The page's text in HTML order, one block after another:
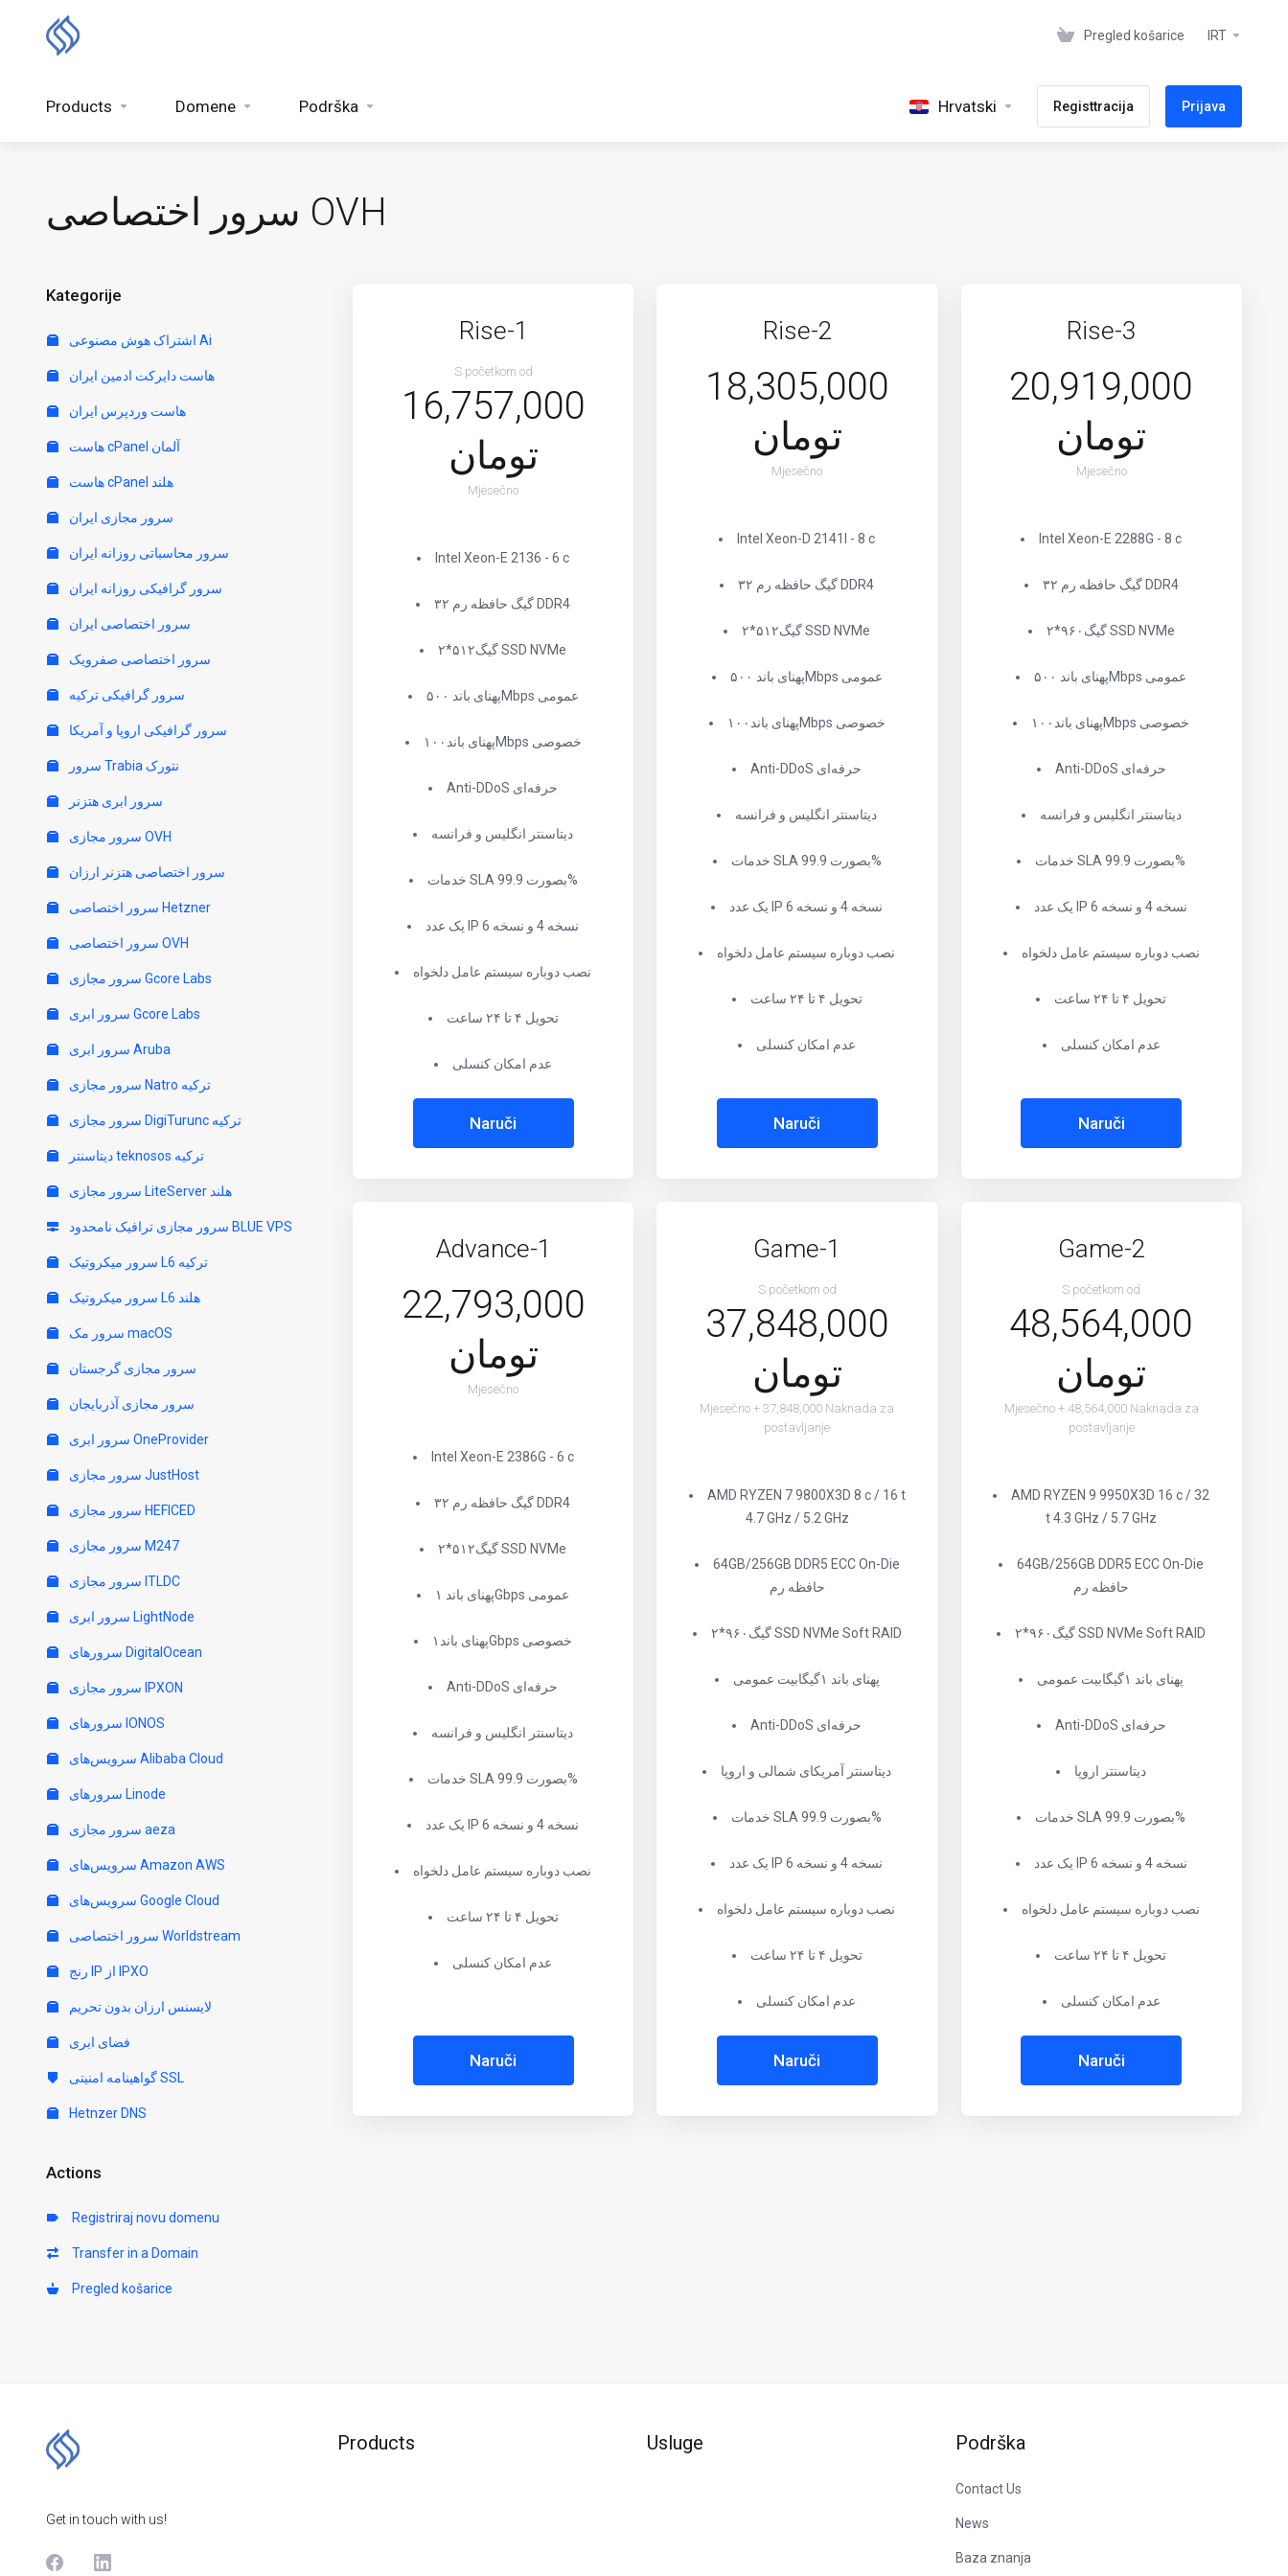
Pregled košarice IRT
Products Domene Podrška Hrvatski Registtracija Prijava
سرور اختصاصی OVH
Kategorije
اشتراک هوش مصنوعی Ai
هاست دایرکت ادمین ایران
هاست وردپرس ایران
هاست cPanel آلمان
هاست cPanel هلند
سرور مجازی ایران
سرور محاسباتی روزانه ایران
سرور گرافیکی روزانه ایران
سرور اختصاصی ایران
سرور اختصاصی صفرویک
سرور گرافیکی ترکیه
سرور گرافیکی اروپا و آمریکا
سرور Trabia نتورک
سرور ابری هتزنر
سرور مجازی OVH
سرور اختصاصی هتزنر ارزان
سرور اختصاصی Hetzner
سرور اختصاصی OVH
سرور مجازی Gcore Labs
سرور ابری Gcore Labs
سرور ابری Aruba
سرور مجازی Natro ترکیه
سرور مجازی DigiTurunc ترکیه
دیتاسنتر teknosos ترکیه
سرور مجازی LiteServer هلند
سرور مجازی ترافیک نامحدود BLUE VPS
سرور میکروتیک L6 ترکیه
سرور میکروتیک L6 هلند
سرور مک macOS
سرور مجازی گرجستان
سرور مجازی آذربایجان
سرور ابری OneProvider
سرور مجازی JustHost
سرور مجازی HEFICED
سرور مجازی M247
سرور مجازی ITLDC
سرور ابری LightNode
سرورهای DigitalOcean
سرور مجازی IPXON
سرورهای IONOS
سرویس‌های Alibaba Cloud
سرورهای Linode
سرور مجازی aeza
سرویس‌های Amazon AWS
سرویس‌های Google Cloud
سرور اختصاصی Worldstream
رنج IP از IPXO
لایسنس ارزان بدون تحریم
فضای ابری
گواهینامه امنیتی SSL
Hetnzer DNS
Actions
Registriraj novu domenu
Transfer in a Domain
Pregled košarice
Rise-1
S početkom od
16,757,000
تومان
Mjesečno
Intel Xeon-E 2136 - 6 c
۳۲ گیگ حافظه رم DDR4
۲*۵۱۲گیگ SSD NVMe
پهنای باند ۵۰۰Mbps عمومی
پهنای باند۱۰۰Mbps خصوصی
Anti-DDoS حرفه‌ای
دیتاسنتر انگلیس و فرانسه
خدمات SLA بصورت 99.9%
یک عدد IP نسخه 4 و نسخه 6
نصب دوباره سیستم عامل دلخواه
تحویل ۴ تا ۲۴ ساعت
عدم امکان کنسلی
Naruči
Rise-2
18,305,000
تومان
Mjesečno
Intel Xeon-D 2141I - 8 c
۳۲ گیگ حافظه رم DDR4
۲*۵۱۲گیگ SSD NVMe
پهنای باند ۵۰۰Mbps عمومی
پهنای باند۱۰۰Mbps خصوصی
Anti-DDoS حرفه‌ای
دیتاسنتر انگلیس و فرانسه
خدمات SLA بصورت 99.9%
یک عدد IP نسخه 4 و نسخه 6
نصب دوباره سیستم عامل دلخواه
تحویل ۴ تا ۲۴ ساعت
عدم امکان کنسلی
Naruči
Rise-3
20,919,000
تومان
Mjesečno
Intel Xeon-E 2288G - 8 c
۳۲ گیگ حافظه رم DDR4
۲*۹۶۰گیگ SSD NVMe
پهنای باند ۵۰۰Mbps عمومی
پهنای باند۱۰۰Mbps خصوصی
Anti-DDoS حرفه‌ای
دیتاسنتر انگلیس و فرانسه
خدمات SLA بصورت 99.9%
یک عدد IP نسخه 4 و نسخه 6
نصب دوباره سیستم عامل دلخواه
تحویل ۴ تا ۲۴ ساعت
عدم امکان کنسلی
Naruči
Advance-1
22,793,000
تومان
Mjesečno
Intel Xeon-E 2386G - 6 c
۳۲ گیگ حافظه رم DDR4
۲*۵۱۲گیگ SSD NVMe
پهنای باند ۱Gbps عمومی
پهنای باند۱Gbps خصوصی
Anti-DDoS حرفه‌ای
دیتاسنتر انگلیس و فرانسه
خدمات SLA بصورت 99.9%
یک عدد IP نسخه 4 و نسخه 6
نصب دوباره سیستم عامل دلخواه
تحویل ۴ تا ۲۴ ساعت
عدم امکان کنسلی
Naruči
Game-1
S početkom od
37,848,000
تومان
Mjesečno + 37,848,000 Naknada za
postavljanje
AMD RYZEN 7 9800X3D 8 c / 16 t
4.7 GHz / 5.2 GHz
64GB/256GB DDR5 ECC On-Die
حافظه رم
۲*۹۶۰گیگ SSD NVMe Soft RAID
پهنای باند ۱گیگابیت عمومی
Anti-DDoS حرفه‌ای
دیتاسنتر آمریکای شمالی و اروپا
خدمات SLA بصورت 99.9%
یک عدد IP نسخه 4 و نسخه 6
نصب دوباره سیستم عامل دلخواه
تحویل ۴ تا ۲۴ ساعت
عدم امکان کنسلی
Naruči
Game-2
S početkom od
48,564,000
تومان
Mjesečno + 48,564,000 Naknada za
postavljanje
AMD RYZEN 9 9950X3D 16 c / 32
t 4.3 GHz / 5.7 GHz
64GB/256GB DDR5 ECC On-Die
حافظه رم
۲*۹۶۰گیگ SSD NVMe Soft RAID
پهنای باند ۱گیگابیت عمومی
Anti-DDoS حرفه‌ای
دیتاسنتر اروپا
خدمات SLA بصورت 99.9%
یک عدد IP نسخه 4 و نسخه 6
نصب دوباره سیستم عامل دلخواه
تحویل ۴ تا ۲۴ ساعت
عدم امکان کنسلی
Naruči
Get in touch with us!
Products Usluge Podrška
Contact Us
News
Baza znanja